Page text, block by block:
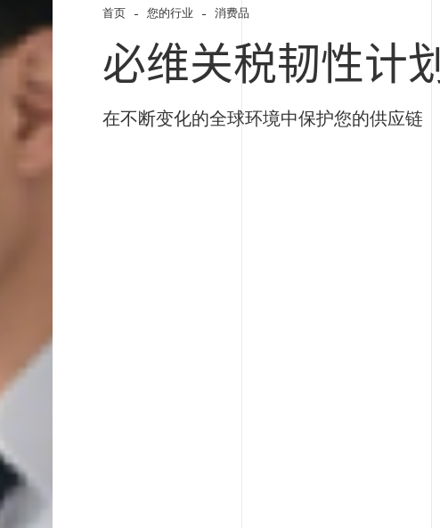
首页 您的行业 消费品
必维关税韧性计划
在不断变化的全球环境中保护您的供应链